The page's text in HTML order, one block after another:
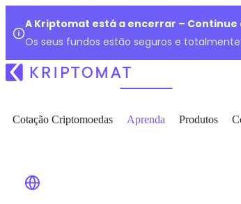
A Kriptomat está a encerrar –
Os seus fundos estão seguros e
Cotação Criptomoedas Aprenda Produtos